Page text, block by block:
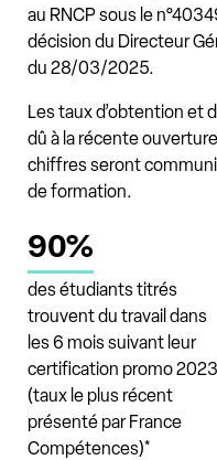
au RNCP sous le
décision du Directeur
du 28/03/2025.
Les taux d’obtention et
dû à la récente
chiffres seront
de formation.
90%
des étudiants titrés
trouvent du travail dans
les 6 mois suivant leur
certification promo 2023
(taux le plus récent
présenté par France
Compétences)*